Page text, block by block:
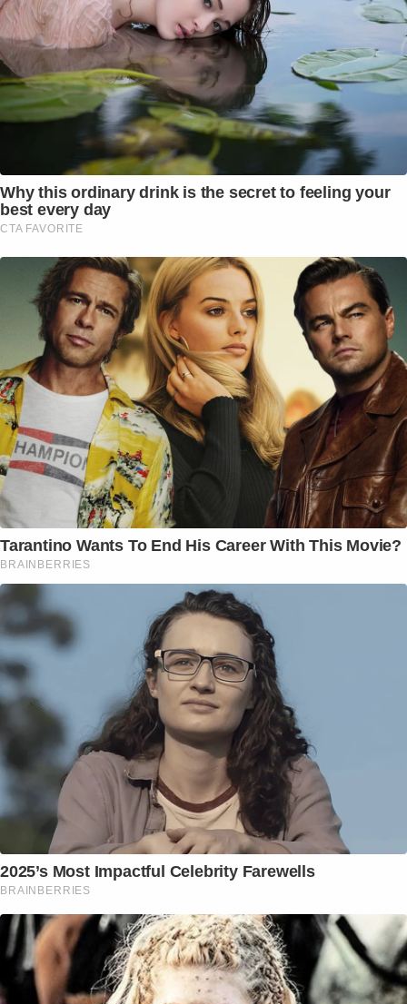
Why this ordinary drink is the secret to feeling your
best every day
CTA FAVORITE
Tarantino Wants To End His Career With This Movie?
BRAINBERRIES
2025’s Most Impactful Celebrity Farewells
BRAINBERRIES